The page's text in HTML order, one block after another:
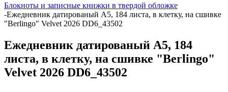
Блокноты и записные книжки в твердой обложке
-Ежедневник датированый А5, 184 листа, в клетку, на сшивке
"Berlingo" Velvet 2026 DD6_43502
Ежедневник датированый А5, 184
листа, в клетку, на сшивке "Berlingo"
Velvet 2026 DD6_43502